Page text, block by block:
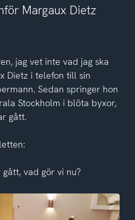
Margaux Dietz
jag vet inte vad jag ska
Dietz i telefon till sin
Sedan springer hon
Stockholm i blöta byxor,
gått.
vad gör vi nu?